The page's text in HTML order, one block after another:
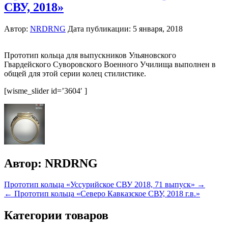
СВУ, 2018»
Автор: NRDRNG Дата публикации: 5 января, 2018
Прототип кольца для выпускников Ульяновского
Гвардейского Суворовского Военного Училища выполнен в
общей для этой серии колец стилистике.
[wisme_slider id=’3604′ ]
Автор: NRDRNG
Навигация
по
записям
Прототип кольца «Уссурийское СВУ 2018, 71 выпуск» →
← Прототип кольца «Северо Кавказское СВУ, 2018 г.в.»
Категории товаров